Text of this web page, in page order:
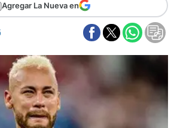
Aplausos
Economía y finanzas
Con el campo
Espacio empresas
Sociedad
Tecnología
Turismo
Agregar La Nueva en